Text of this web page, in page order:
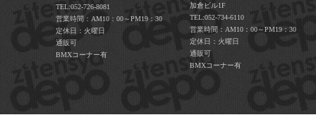
TEL:052-726-8081
営業時間：AM10：00～PM19：30
定休日：火曜日
通販可
BMXコーナー有
加倉ビル1F
TEL:052-734-6110
営業時間：AM10：00～PM19：30
定休日：火曜日
通販可
BMXコーナー有